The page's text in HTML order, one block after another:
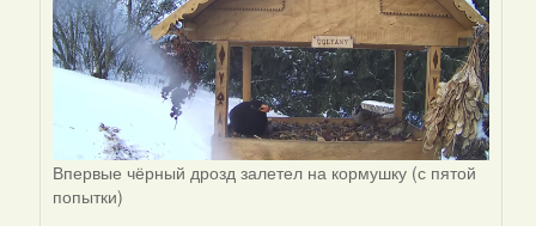
Впервые чёрный дрозд залетел на кормушку (с пятой
попытки)